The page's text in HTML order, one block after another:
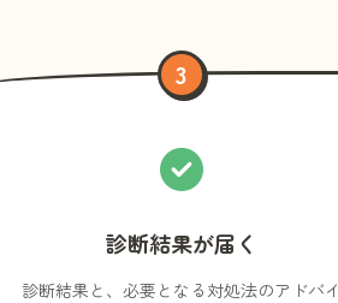
3
診断結果が届く
診断結果と、必要となる対処法のアドバイ